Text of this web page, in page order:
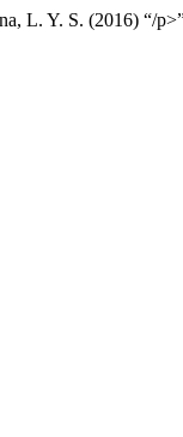
L. Y. S. (2016) “/